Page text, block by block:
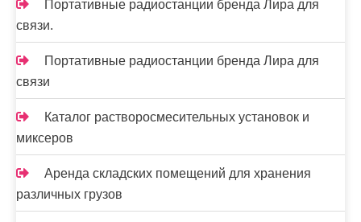
Портативные радиостанции бренда Лира для
связи.
Портативные радиостанции бренда Лира для
связи
Каталог растворосмесительных установок и
миксеров
Аренда складских помещений для хранения
различных грузов